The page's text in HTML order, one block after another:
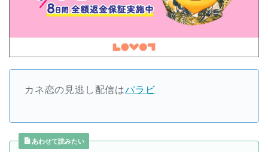
カネ恋の見逃し配信はパラビ
あわせて読みたい